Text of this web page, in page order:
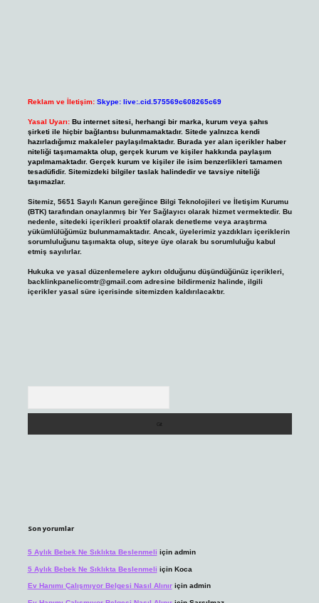
Reklam ve İletişim: Skype: live:.cid.575569c608265c69
Yasal Uyarı: Bu internet sitesi, herhangi bir marka, kurum veya şahıs
şirketi ile hiçbir bağlantısı bulunmamaktadır. Sitede yalnızca kendi
hazırladığımız makaleler paylaşılmaktadır. Burada yer alan içerikler haber
niteliği taşımamakta olup, gerçek kurum ve kişiler hakkında paylaşım
yapılmamaktadır. Gerçek kurum ve kişiler ile isim benzerlikleri tamamen
tesadüfidir. Sitemizdeki bilgiler taslak halindedir ve tavsiye niteliği
taşımazlar.
Sitemiz, 5651 Sayılı Kanun gereğince Bilgi Teknolojileri ve İletişim Kurumu
(BTK) tarafından onaylanmış bir Yer Sağlayıcı olarak hizmet vermektedir. Bu
nedenle, sitedeki içerikleri proaktif olarak denetleme veya araştırma
yükümlülüğümüz bulunmamaktadır. Ancak, üyelerimiz yazdıkları içeriklerin
sorumluluğunu taşımakta olup, siteye üye olarak bu sorumluluğu kabul
etmiş sayılırlar.
Hukuka ve yasal düzenlemelere aykırı olduğunu düşündüğünüz içerikleri,
backlinkpanelicomtr@gmail.comadresine bildirmeniz halinde, ilgili
içerikler yasal süre içerisinde sitemizden kaldırılacaktır.
Son yorumlar
5 Aylık Bebek Ne Sıklıkta Beslenmeli için admin
5 Aylık Bebek Ne Sıklıkta Beslenmeli için Koca
Ev Hanımı Çalışmıyor Belgesi Nasıl Alınıriçin admin